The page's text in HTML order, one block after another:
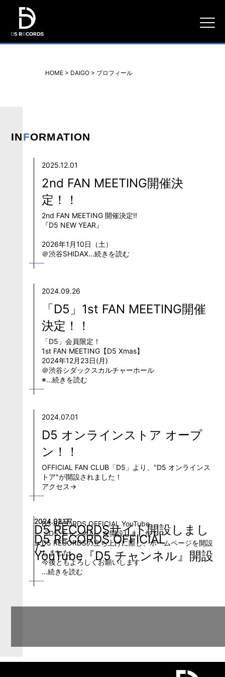
D5
HOME> DAIGO> プロフィール
INFORMATION
2025.12.01
2nd FAN MEETING開催決
定！！
2nd FAN MEETING 開催決定!!
『D5 NEW YEAR』
2026年1月10日（土）
＠渋谷SHIDAX...続きを読む
2024.09.26
「D5」1st FAN MEETING開催
決定！！
「D5」会員限定！
1st FAN MEETING【D5 Xmas】
2024年12月23日(月)
＠渋谷シダックスカルチャーホール
※...続きを読む
2024.07.01
D5 オンラインストア オープ
ン！！
OFFICIAL FAN CLUB「D5」より、"D5 オンラインス
トア"が開設されました！
アクセス→
2024.03.27
D5 RECORDS OFFICIAL
YouTube『D5 チャンネル』開設
D5 RECORDS OFFICIAL YouTube
『D5 チャンネル』を開設しました！
2024.01.17
D5 RECORDSサイト開設しまし
たD5 RECORDSの立ち上げに際し、ホームページを開設
しました。
今後ともよろしくお願いします
...続きを読む